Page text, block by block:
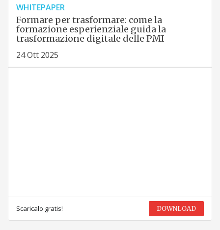
WHITEPAPER
Formare per trasformare: come la
formazione esperienziale guida la
trasformazione digitale delle PMI
24 Ott 2025
Scaricalo gratis! DOWNLOAD